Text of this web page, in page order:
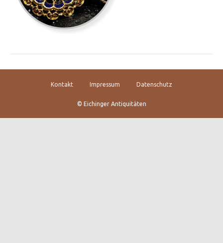
Kontakt Impressum Datenschutz
© Eichinger Antiquitäten